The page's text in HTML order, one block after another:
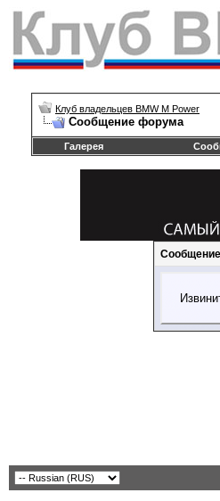
Клуб владельцев BMW M Power
Сообщение форума
Галерея